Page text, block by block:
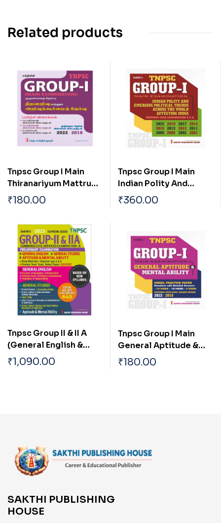
Related products
Tnpsc Group I Main
Thiranariyum Mattrum
Arivukurmai Thervu (
₹180.00
Tnpsc Group I Main
Indian Polity And
Emerging Political
₹360.00
Tnpsc Group II & II A
(General English &
General Studies)
Preliminary Exam Book
₹1,090.00
Tnpsc Group I Main
General Aptitude &
Mental Ability Test
₹180.00
SAKTHI PUBLISHING
HOUSE